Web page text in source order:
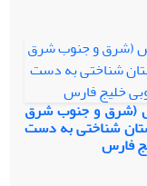
منطقه (در
داده‌های به دست
کوه بیستون، در
از چشم سایر
(شرق و جنوب شرق
شناختی به دست
فارس